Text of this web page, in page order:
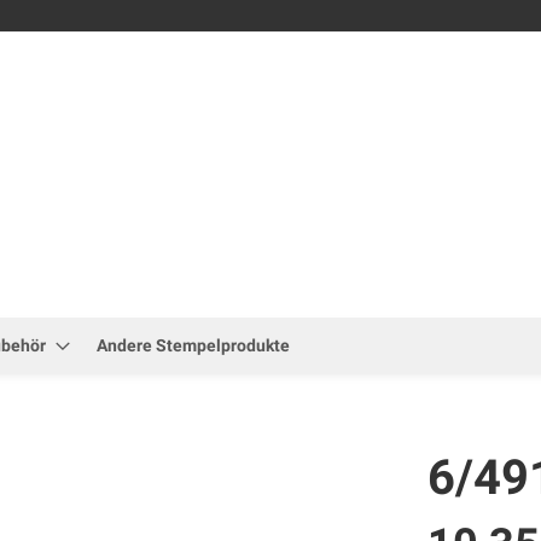
Andere Stempelprodukte
6/